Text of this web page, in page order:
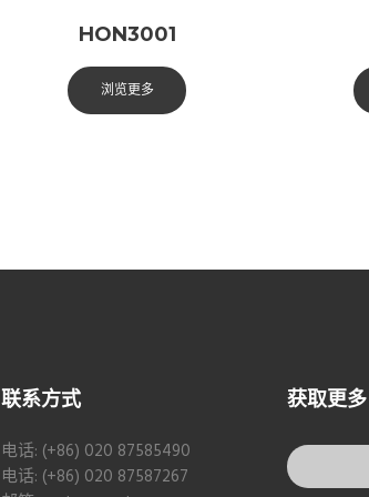
HON3001
浏览更多
联系方式
电话: (+86) 020 87585490
电话: (+86) 020 87587267
获取更多